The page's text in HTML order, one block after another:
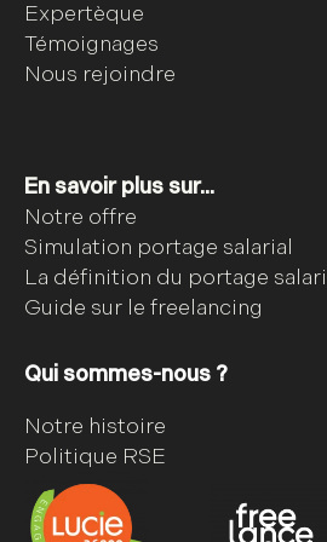
Expertèque
Témoignages
Nous rejoindre
En savoir plus sur...
Notre offre
Simulation portage salarial
La définition du portage
Guide sur le freelancing
Qui sommes-nous ?
Notre histoire
Politique RSE